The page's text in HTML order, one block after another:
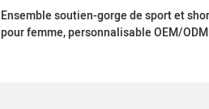
Ensemble soutien-gorge de sport et
pour femme, personnalisable OEM/ODM